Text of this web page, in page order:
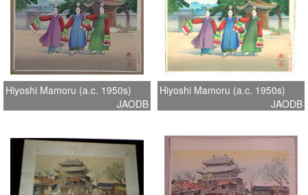
Hiyoshi Mamoru (a.c. 1950s)
JAODB
Hiyoshi Mamoru (a.c. 1950s)
JAODB